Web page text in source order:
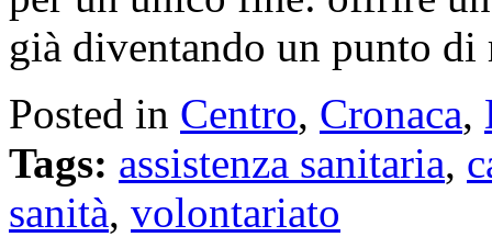
già diventando un punto
Posted in Centro, Cronaca,
Tags: assistenza sanitaria,
sanità, volontariato